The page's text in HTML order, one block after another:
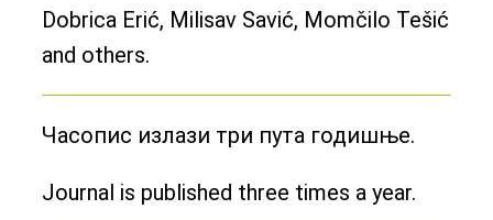
Dobrica Erić, Milisav Savić, Momčilo Tešić
and others.
Часопис излази три пута годишње.
Journal is published three times a year.